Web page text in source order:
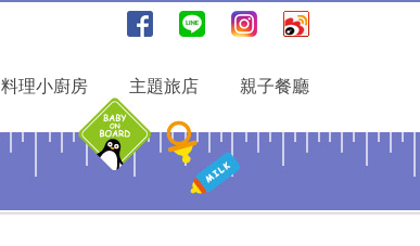
料理小廚房 主題旅店 親子餐廳